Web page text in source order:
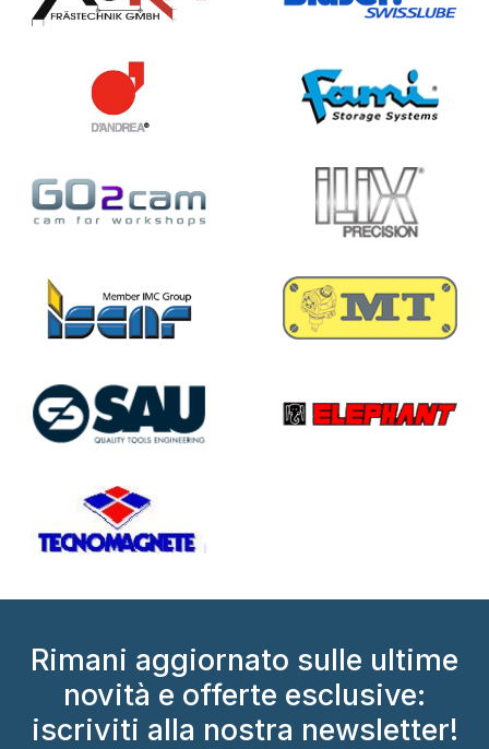
Rimani aggiornato sulle ultime
novità e offerte esclusive:
iscriviti alla nostra newsletter!